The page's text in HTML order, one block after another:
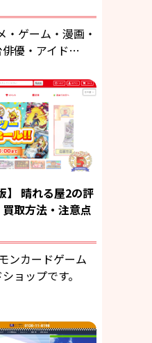
・ゲーム・漫画・
俳優・アイド…
】 晴れる屋2の評
取方法・注意点
ンカードゲーム
ョップです。